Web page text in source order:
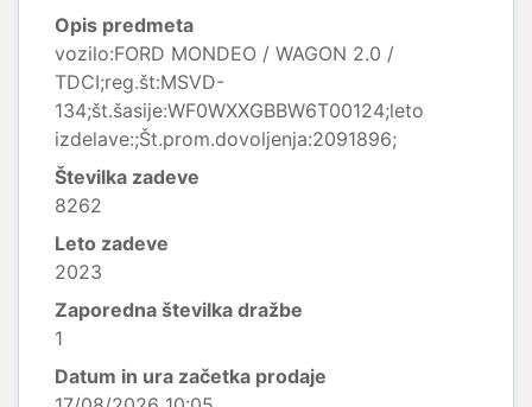
Opis predmeta
vozilo:FORD MONDEO / WAGON 2.0 /
TDCI;reg.št:MSVD-
134;št.šasije:WF0WXXGBBW6T00124;leto
izdelave:;Št.prom.dovoljenja:2091896;
Številka zadeve
8262
Leto zadeve
2023
Zaporedna številka dražbe
1
Datum in ura začetka prodaje